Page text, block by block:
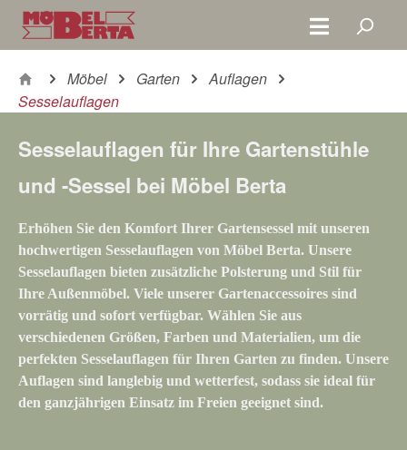
Zum Hauptinhalt springen
Möbel Garten
Auflagen
Sesselauflagen
Sesselauflagen für Ihre Gartenstühle
und -Sessel bei Möbel Berta
Erhöhen Sie den Komfort Ihrer Gartensessel mit unseren
hochwertigen Sesselauflagen von Möbel Berta. Unsere
Sesselauflagen bieten zusätzliche Polsterung und Stil für
Ihre Außenmöbel. Viele unserer Gartenaccessoires sind
vorrätig und sofort verfügbar. Wählen Sie aus
verschiedenen Größen, Farben und Materialien, um die
perfekten Sesselauflagen für Ihren Garten zu finden. Unsere
Auflagen sind langlebig und wetterfest, sodass sie ideal für
den ganzjährigen Einsatz im Freien geeignet sind.